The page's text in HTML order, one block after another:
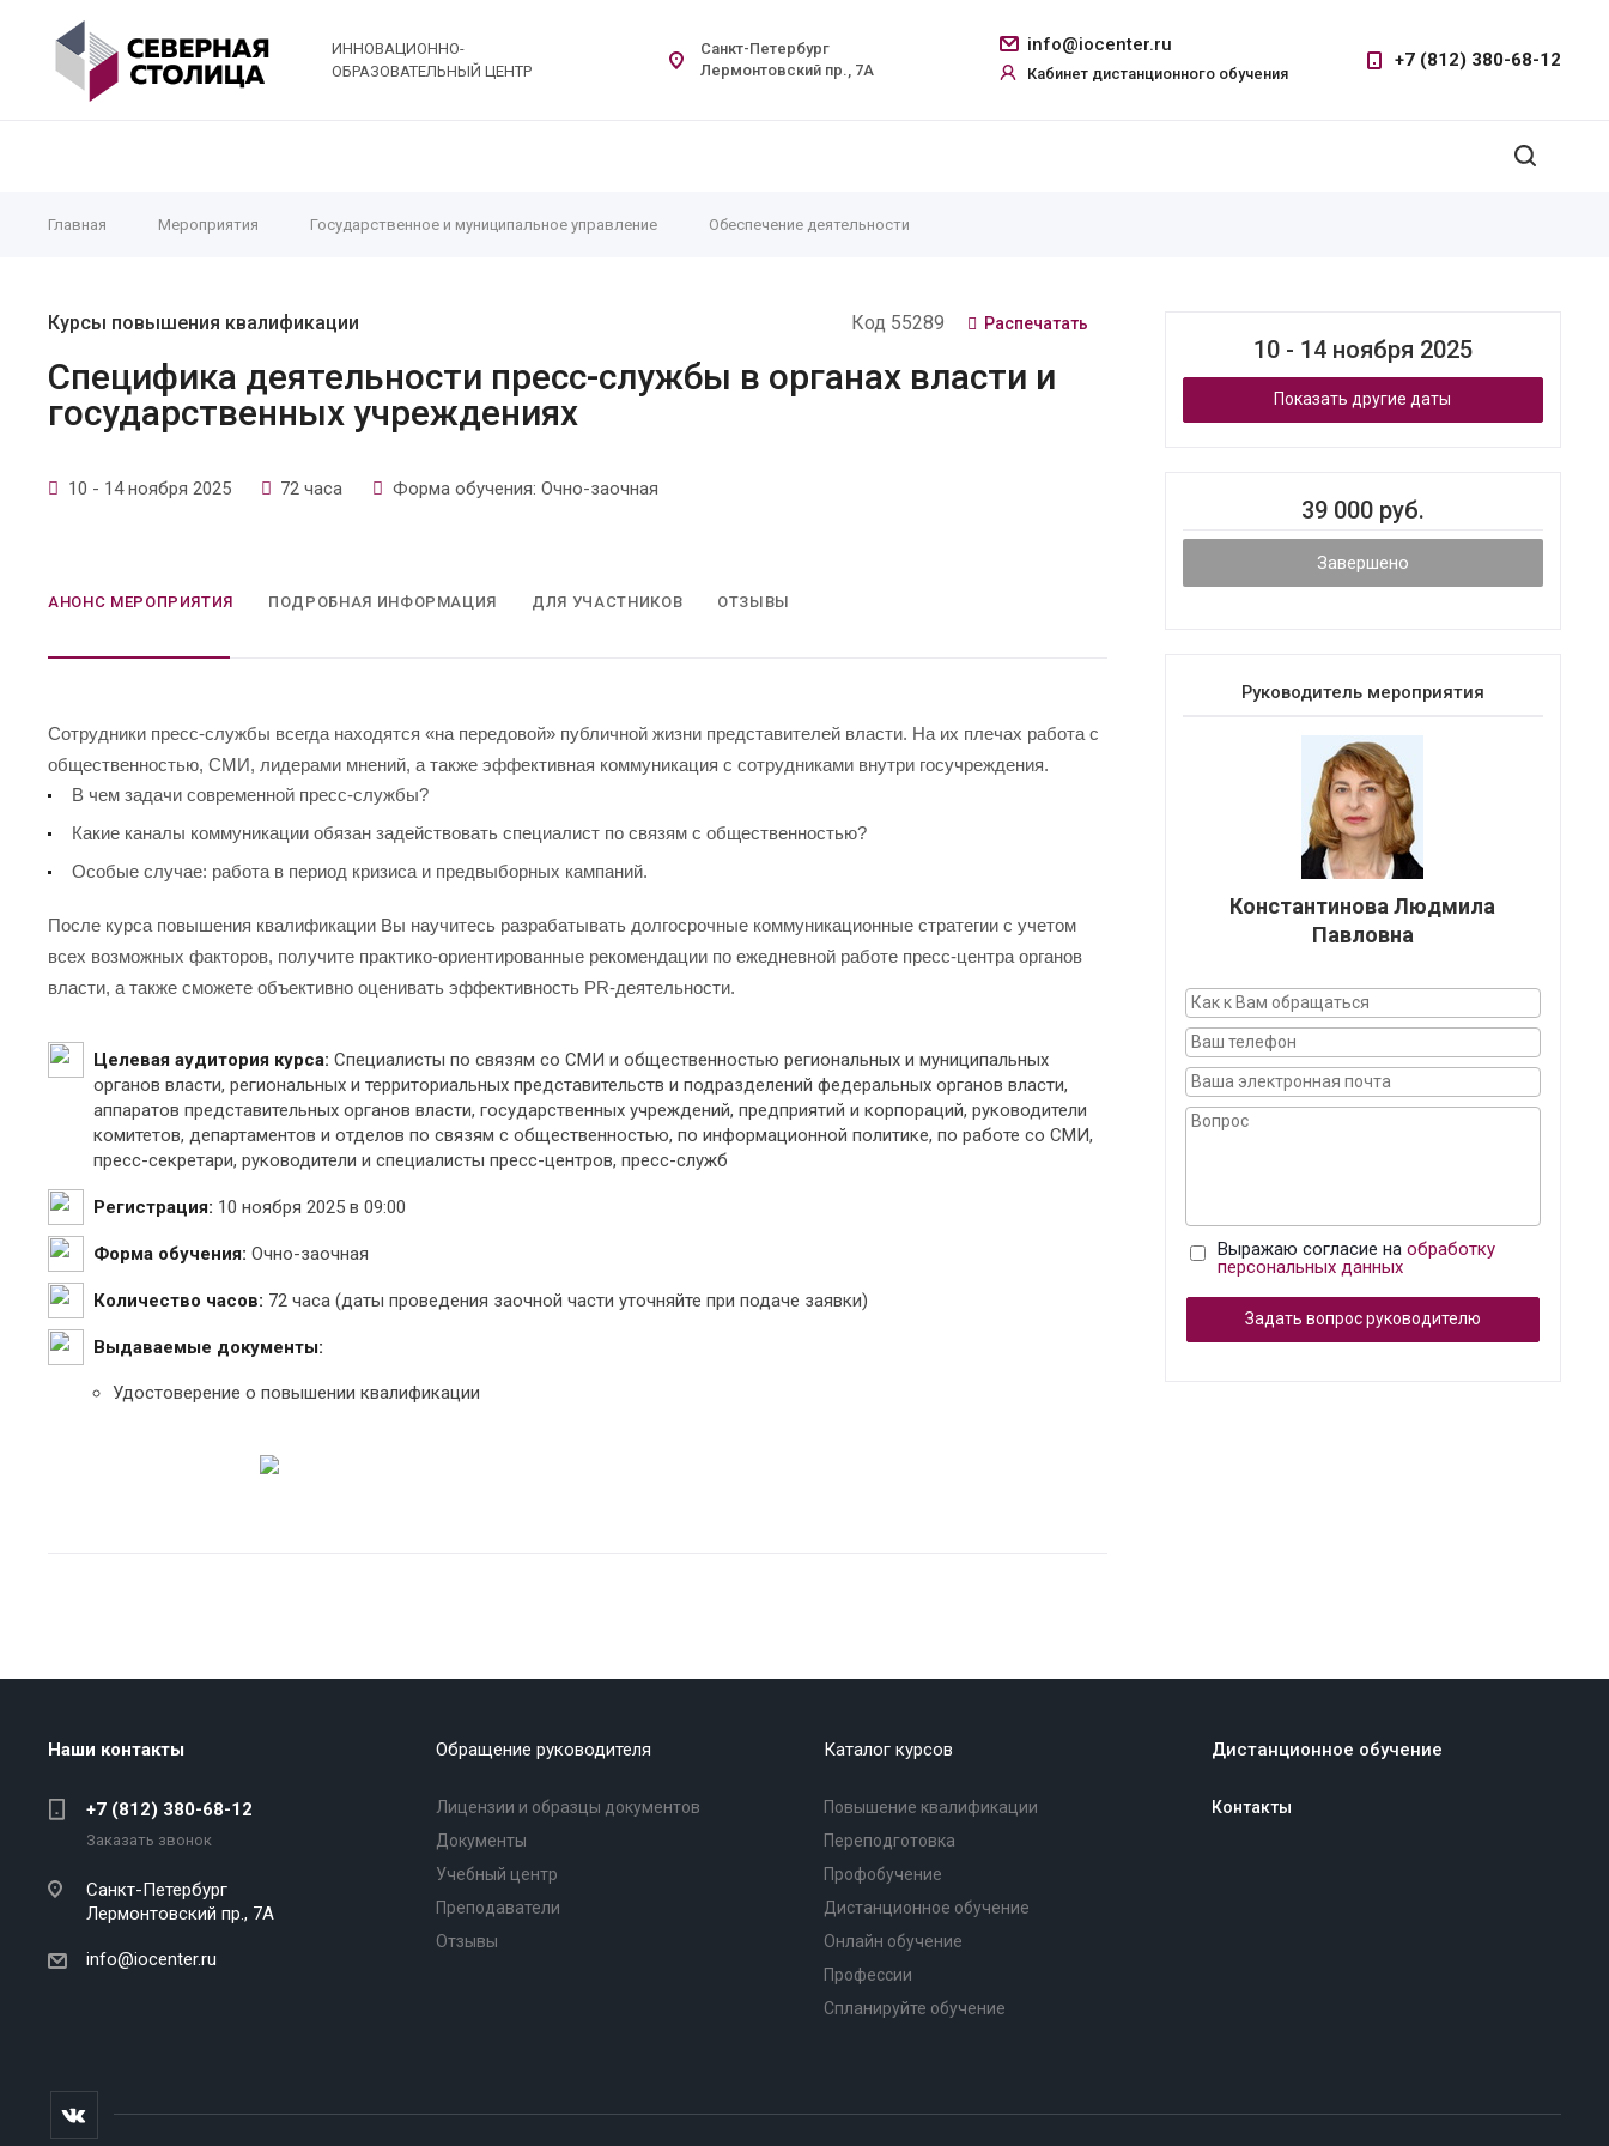
ИННОВАЦИОННО-
ОБРАЗОВАТЕЛЬНЫЙ ЦЕНТР
info@iocenter.ru
Кабинет дистанционного обучения
+7 (812) 380-68-12
Санкт-Петербург
Лермонтовский пр., 7А
Главная Мероприятия Государственное и муниципальное управление Обеспечение деятельности
Курсы повышения квалификации Код 55289 Распечатать
Специфика деятельности пресс-службы в органах власти и
государственных учреждениях
10 - 14 ноября 2025 72 часа Форма обучения: Очно-заочная
АНОНС МЕРОПРИЯТИЯ ПОДРОБНАЯ ИНФОРМАЦИЯ ДЛЯ УЧАСТНИКОВ ОТЗЫВЫ
Сотрудники пресс-службы всегда находятся «на передовой» публичной жизни представителей власти. На их плечах работа с
общественностью, СМИ, лидерами мнений, а также эффективная коммуникация с сотрудниками внутри госучреждения.
В чем задачи современной пресс-службы?
Какие каналы коммуникации обязан задействовать специалист по связям с общественностью?
Особые случае: работа в период кризиса и предвыборных кампаний.
После курса повышения квалификации Вы научитесь разрабатывать долгосрочные коммуникационные стратегии с учетом
всех возможных факторов, получите практико-ориентированные рекомендации по ежедневной работе пресс-центра органов
власти, а также сможете объективно оценивать эффективность PR-деятельности.
Целевая аудитория курса: Специалисты по связям со СМИ и общественностью региональных и муниципальных
органов власти, региональных и территориальных представительств и подразделений федеральных органов власти,
аппаратов представительных органов власти, государственных учреждений, предприятий и корпораций, руководители
комитетов, департаментов и отделов по связям с общественностью, по информационной политике, по работе со СМИ,
пресс-секретари, руководители и специалисты пресс-центров, пресс-служб
Регистрация: 10 ноября 2025 в 09:00
Форма обучения: Очно-заочная
Количество часов: 72 часа (даты проведения заочной части уточняйте при подаче заявки)
Выдаваемые документы:
Удостоверение о повышении квалификации
10 - 14 ноября 2025
Показать другие даты
39 000 руб.
Завершено
Руководитель мероприятия
Константинова Людмила
Павловна
Выражаю согласие на обработку
персональных данных
Задать вопрос руководителю
Наши контакты
+7 (812) 380-68-12
Заказать звонок
Санкт-Петербург
Лермонтовский пр., 7А
info@iocenter.ru
Обращение руководителя
Лицензии и образцы документов
Документы
Учебный центр
Преподаватели
Отзывы
Каталог курсов
Повышение квалификации
Переподготовка
Профобучение
Дистанционное обучение
Онлайн обучение
Профессии
Спланируйте обучение
Дистанционное обучение
Контакты